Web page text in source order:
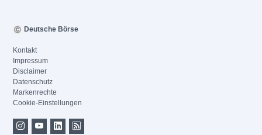
Deutsche Börse
Kontakt
Impressum
Disclaimer
Datenschutz
Markenrechte
Cookie-Einstellungen